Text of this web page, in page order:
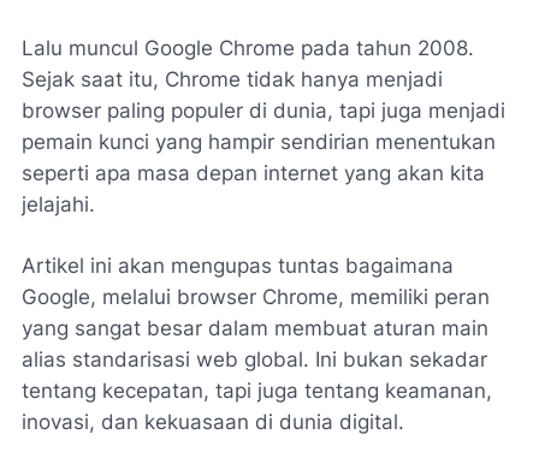
Lalu muncul Google Chrome pada tahun 2008.
Sejak saat itu, Chrome tidak hanya menjadi
browser paling populer di dunia, tapi juga menjadi
pemain kunci yang hampir sendirian menentukan
seperti apa masa depan internet yang akan kita
jelajahi.
Artikel ini akan mengupas tuntas bagaimana
Google, melalui browser Chrome, memiliki peran
yang sangat besar dalam membuat aturan main
alias standarisasi web global. Ini bukan sekadar
tentang kecepatan, tapi juga tentang keamanan,
inovasi, dan kekuasaan di dunia digital.